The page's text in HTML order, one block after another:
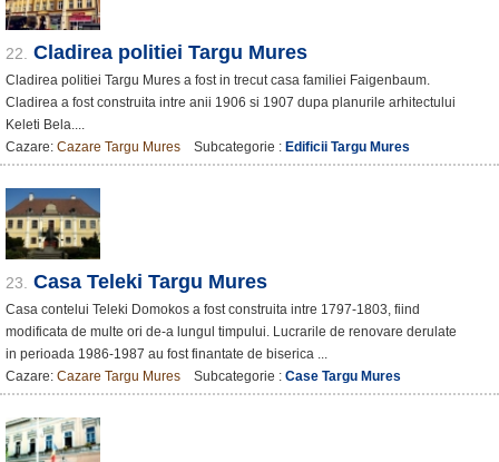
22. Cladirea politiei Targu Mures
Cladirea politiei Targu Mures a fost in trecut casa familiei Faigenbaum.
Cladirea a fost construita intre anii 1906 si 1907 dupa planurile arhitectului
Keleti Bela....
Cazare: Cazare Targu Mures Subcategorie : Edificii Targu Mures
23. Casa Teleki Targu Mures
Casa contelui Teleki Domokos a fost construita intre 1797-1803, fiind
modificata de multe ori de-a lungul timpului. Lucrarile de renovare derulate
in perioada 1986-1987 au fost finantate de biserica ...
Cazare: Cazare Targu Mures Subcategorie : Case Targu Mures